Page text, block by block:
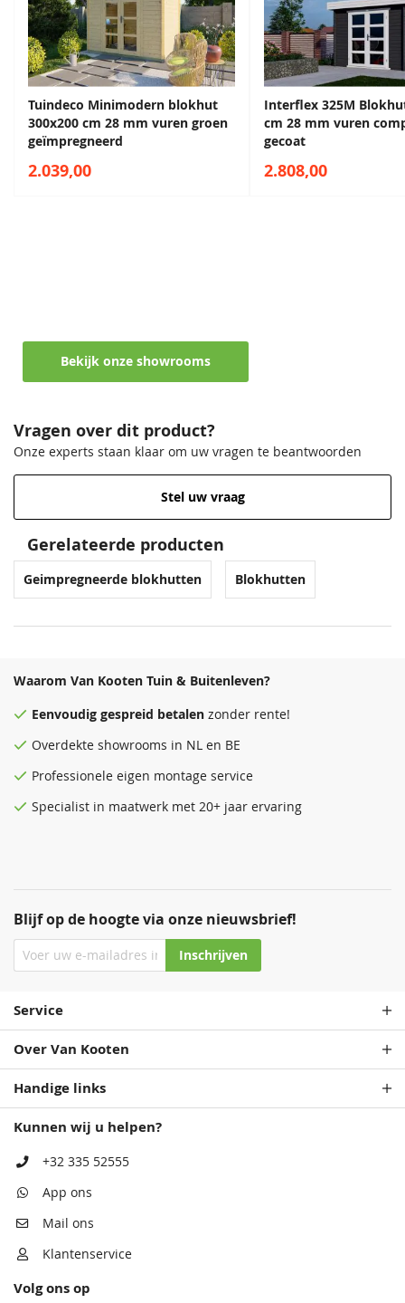
68,50
Tuindeco Minimodern blokhut
300x200 cm 28 mm vuren groen
geïmpregneerd
2.039,00
Interflex 325M
cm 28 mm vuren
gecoat
2.808,00
Bekijk onze showrooms
Vragen over dit product?
Onze experts staan klaar om uw vragen te beantwoorden
Stel uw vraag
Gerelateerde producten
Geimpregneerde blokhutten Blokhutten
Blijf op de hoogte via onze nieuwsbrief!
Inschrijven
Waarom Van Kooten Tuin & Buitenleven?
Eenvoudig gespreid betalen zonder rente!
Overdekte showrooms in NL en BE
Professionele eigen montage service
Specialist in maatwerk met 20+ jaar ervaring
Service
Over Van Kooten
Handige links
Kunnen wij u helpen?
+32 335 52555
App ons
Mail ons
Klantenservice
Volg ons op